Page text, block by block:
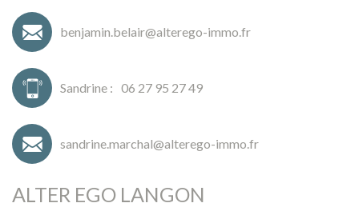
benjamin.belair@alterego-immo.fr
Sandrine : 06 27 95 27 49
sandrine.marchal@alterego-immo.fr
ALTER EGO LANGON